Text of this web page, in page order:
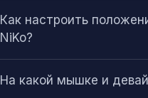
Как настроить
NiKo?
На какой мышке и